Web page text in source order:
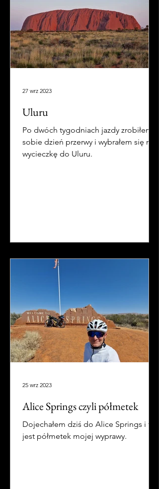
Uluru
Po dwóch tygodniach jazdy zrobiłem
sobie dzień przerwy i wybrałem się na
wycieczkę do Uluru.
27 wrz 2023
Alice Springs czyli półmetek
Dojechałem dziś do Alice Springs i to
jest półmetek mojej wyprawy.
25 wrz 2023